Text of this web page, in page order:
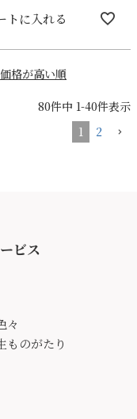
トに入れる
価格が高い順
80件中 1-40件表示
1
2
ビス
々
ものがたり